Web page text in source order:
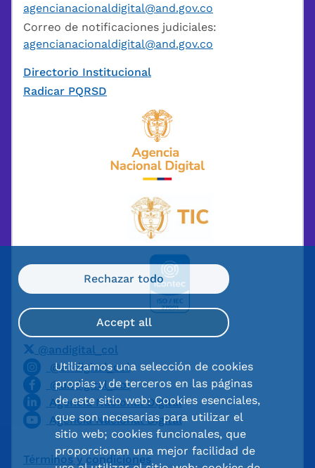
Utilizamos una selección de cookies
propias y de terceros en las páginas
de este sitio web: Cookies esenciales,
que son necesarias para utilizar el
sitio web; cookies funcionales, que
proporcionan una mejor facilidad de
Rechazar todo
Accept all
agencianacionaldigital@and.gov.co
Correo de notificaciones judiciales:
agencianacionaldigital@and.gov.co
Directorio Institucional
Radicar PQRSD
@andigital_col
@andigital_col
@andigital_col
Agencia Nacional Digital
Agencia Nacional Digital
Términos y condiciones